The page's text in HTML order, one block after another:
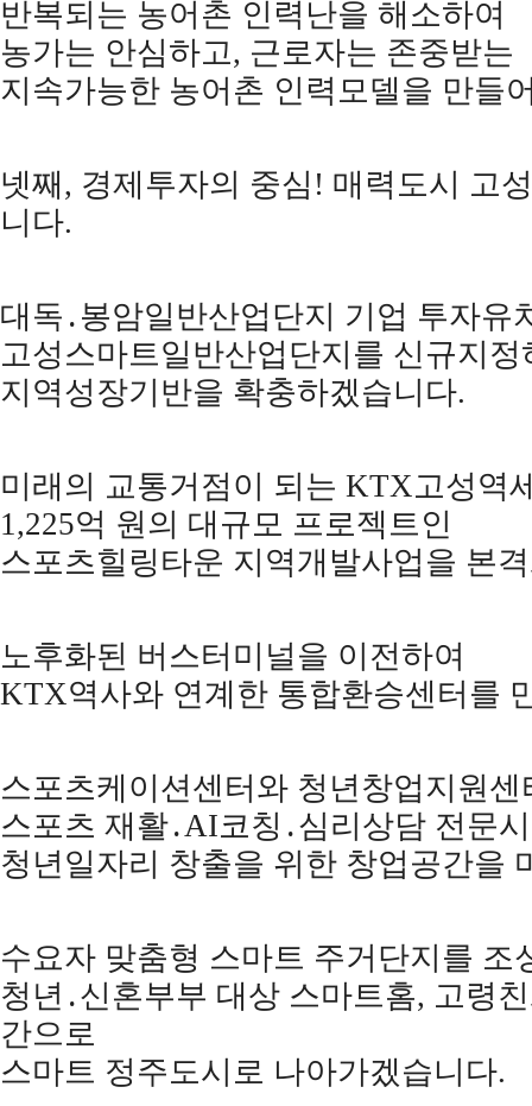
반복되는 농어촌 인력난을 해소하여
농가는 안심하고, 근로자는 존중받는
지속가능한 농어촌 인력모델을 만들
넷째 , 경제투자의 중심 ! 매력도시 고
니다.
대독 ․ 봉암일반산업단지 기업 투자유
고성스마트일반산업단지를 신규지정
지역성장기반을 확충하겠습니다.
미래의 교통거점이 되는 KTX고성역
1,225억 원의 대규모 프로젝트인
스포츠힐링타운 지역개발사업을 본
노후화된 버스터미널을 이전하여
KTX역사와 연계한 통합환승센터를
스포츠케이션센터와 청년창업지원
스포츠 재활․AI코칭 ․심리상담 전문
청년일자리 창출을 위한 창업공간을
수요자 맞춤형 스마트 주거단지를 조
청년 ․신혼부부 대상 스마트홈, 고령
간으로
스마트 정주도시로 나아가겠습니다.